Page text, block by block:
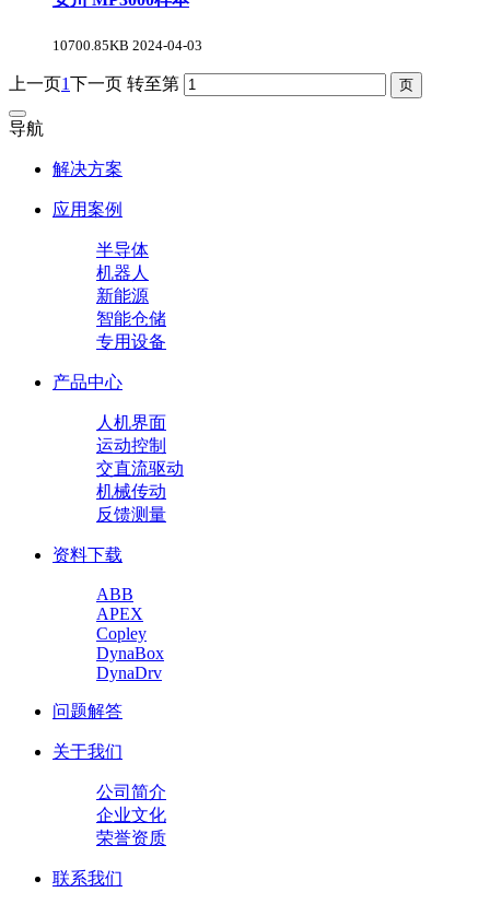
10700.85KB 2024-04-03
上一页1下一页 转至第
导航
解决方案
应用案例
半导体
机器人
新能源
智能仓储
专用设备
产品中心
人机界面
运动控制
交直流驱动
机械传动
反馈测量
资料下载
ABB
APEX
Copley
DynaBox
DynaDrv
问题解答
关于我们
公司简介
企业文化
荣誉资质
联系我们